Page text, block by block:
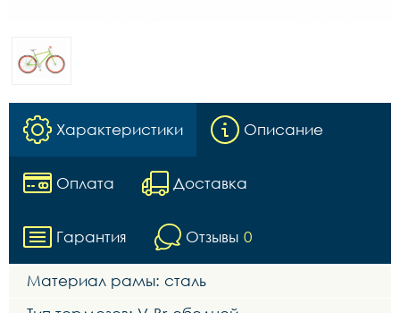
Характеристики Описание
Оплата Доставка
Гарантия Отзывы 0
Материал рамы: сталь